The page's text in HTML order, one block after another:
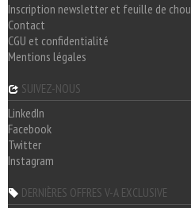
Inscription newsletter et feuille de chou
Contact
CGU et confidentialité
Mentions légales
SUIVEZ-NOUS
LinkedIn
Facebook
Twitter
Instagram
DERNIÈRES OFFRES V-A EXCLUSIVE